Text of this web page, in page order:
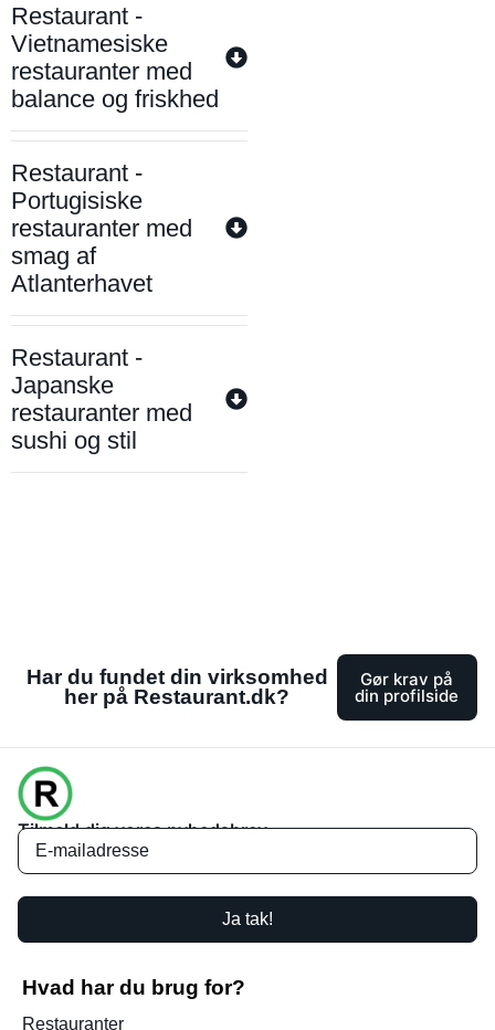
Restaurant -
Vietnamesiske
restauranter med
balance og friskhed
Restaurant -
Portugisiske
restauranter med
smag af
Atlanterhavet
Restaurant -
Japanske
restauranter med
sushi og stil
Har du fundet din virksomhed
her på Restaurant.dk?
Gør krav på
din profilside
Tilmeld dig vores nyhedsbrev
Ja tak!
Hvad har du brug for?
Restauranter